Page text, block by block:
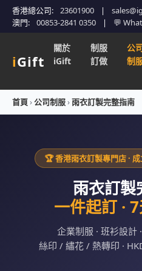
香港總公司: 23601900 |
澳門:
00853-2841 0350 | 💬
iGift
關於
iGift
制服
訂做
公
制
首頁›公司制服›雨衣訂製完整指南
🏆 香港雨衣訂製專門店 ·
雨衣訂製
一件起訂 ·
企業制服 · 班衫設計
絲印 / 繡花 / 熱轉印 ·